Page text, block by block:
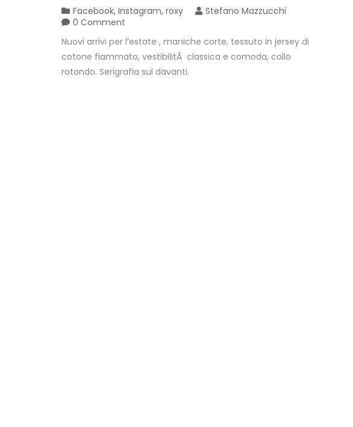
Facebook, Instagram, roxy
Stefano Mazzucchi
0 Comment
Nuovi arrivi per l’estate , maniche corte, tessuto in jersey di
cotone fiammato, vestibilitÃ classica e comoda, collo
rotondo. Serigrafia sul davanti.